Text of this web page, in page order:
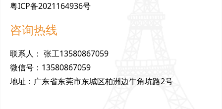
粤ICP备2021164936号
咨询热线
联系人 ： 张工13580867059
微信号 ： 13580867059
地址 ： 广东省东莞市东城区柏洲边牛角坑路2号